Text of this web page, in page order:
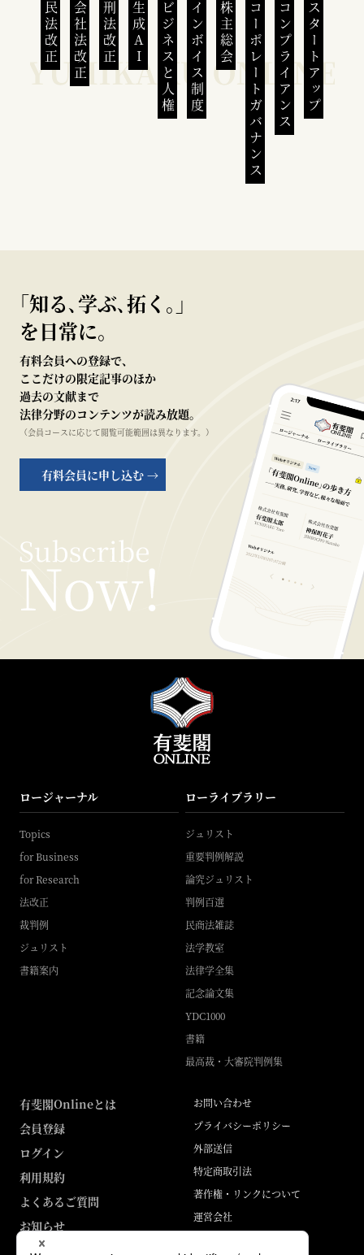
民法改正 会社法改正 刑法改正 生成AI ビジネスと人権インボイス制度 株主総会 コーポレートガバナンスコンプライアンススタートアップ
｢知る､学ぶ､拓く｡｣
を日常に。
有料会員への登録で、
ここだけの限定記事のほか
過去の文献まで
法律分野のコンテンツが読み放題。
（会員コースに応じて閲覧可能範囲は異なります。）
有料会員に申し込む →
ロージャーナル
Topics
for Business
for Research
法改正
裁判例
ジュリスト
書籍案内
ローライブラリー
ジュリスト
重要判例解説
論究ジュリスト
判例百選
民商法雑誌
法学教室
法律学全集
記念論文集
YDC1000
書籍
最高裁・大審院判例集
有斐閣Onlineとは
会員登録
ログイン
利用規約
よくあるご質問
お知らせ
お問い合わせ
プライバシーポリシー
外部送信
特定商取引法
著作権・リンクについて
運営会社